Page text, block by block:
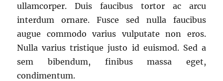
ullamcorper. Duis faucibus tortor ac arcu
interdum ornare. Fusce sed nulla faucibus
augue commodo varius vulputate non eros.
Nulla varius tristique justo id euismod. Sed a
sem bibendum, finibus massa eget,
condimentum.